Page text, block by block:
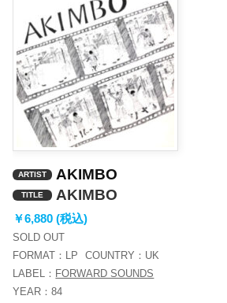
ARTIST AKIMBO
TITLE AKIMBO
￥6,880 (税込)
SOLD OUT
FORMAT： LP COUNTRY： UK
LABEL： FORWARD SOUNDS
YEAR：84